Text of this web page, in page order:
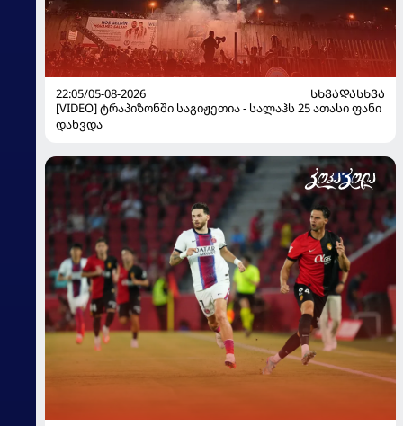
22:05/05-08-2026
ᲡᲮᲕᲐᲓᲐᲡᲮᲕᲐ
[VIDEO] ტრაპიზონში საგიჟეთია - სალაჰს 25 ათასი ფანი
დახვდა